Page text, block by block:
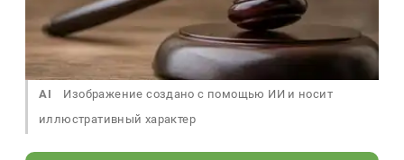
AI
Изображение создано с помощью ИИ и носит
иллюстративный характер